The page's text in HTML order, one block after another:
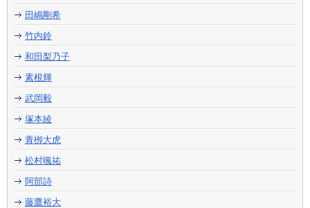
田嶋剛希
竹内鈴
和田梨乃子
素根輝
武岡毅
塚本綾
青栁大虎
松村颯祐
阿部詩
藤鷹裕大